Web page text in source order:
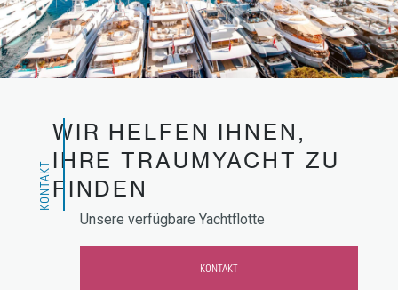
KONTAKT
WIR HELFEN IHNEN,
IHRE TRAUMYACHT ZU
FINDEN
Unsere verfügbare Yachtflotte
KONTAKT